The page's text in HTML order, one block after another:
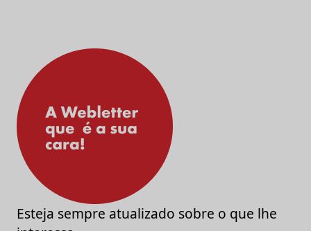
Esteja sempre atualizado sobre o que lhe